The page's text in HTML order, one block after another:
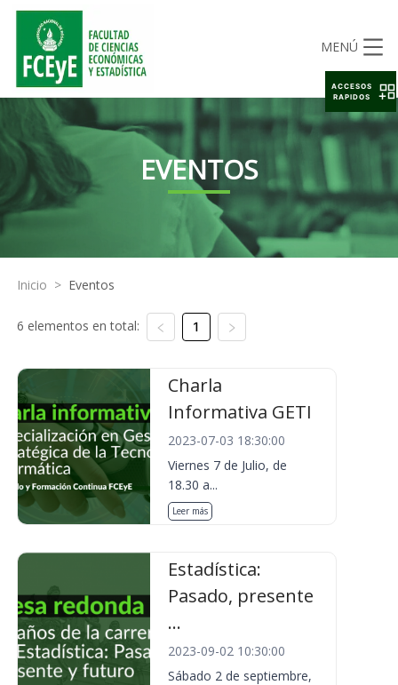
MENÚ
EVENTOS
Inicio > Eventos
6 elementos en total: 1
Charla
Informativa GETI
2023-07-03 18:30:00
Viernes 7 de Julio, de
18.30 a...
Leer más
Estadística:
Pasado, presente
...
2023-09-02 10:30:00
Sábado 2 de septiembre,
ACCESOS
RAPIDOS